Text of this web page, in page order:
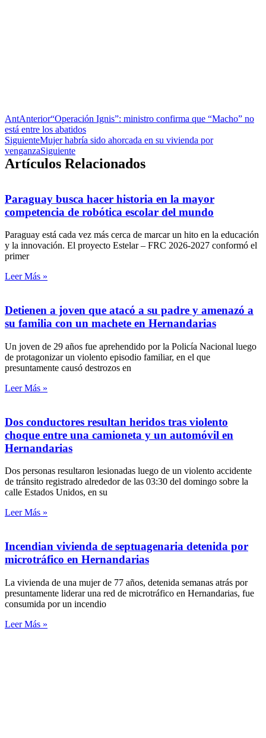
AntAnterior“Operación Ignis”: ministro confirma que “Macho” no
está entre los abatidos
SiguienteMujer habría sido ahorcada en su vivienda por
venganzaSiguiente
Artículos Relacionados
Paraguay busca hacer historia en la mayor
competencia de robótica escolar del mundo
Paraguay está cada vez más cerca de marcar un hito en la educación
y la innovación. El proyecto Estelar – FRC 2026-2027 conformó el
primer
Leer Más »
Detienen a joven que atacó a su padre y amenazó a
su familia con un machete en Hernandarias
Un joven de 29 años fue aprehendido por la Policía Nacional luego
de protagonizar un violento episodio familiar, en el que
presuntamente causó destrozos en
Leer Más »
Dos conductores resultan heridos tras violento
choque entre una camioneta y un automóvil en
Hernandarias
Dos personas resultaron lesionadas luego de un violento accidente
de tránsito registrado alrededor de las 03:30 del domingo sobre la
calle Estados Unidos, en su
Leer Más »
Incendian vivienda de septuagenaria detenida por
microtráfico en Hernandarias
La vivienda de una mujer de 77 años, detenida semanas atrás por
presuntamente liderar una red de microtráfico en Hernandarias, fue
consumida por un incendio
Leer Más »